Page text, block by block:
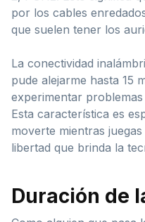
por los cables
que suelen tener los
La conectividad
pude alejarme hasta 15
experimentar
Esta característica es
moverte mientras
libertad que brinda la
Duración de